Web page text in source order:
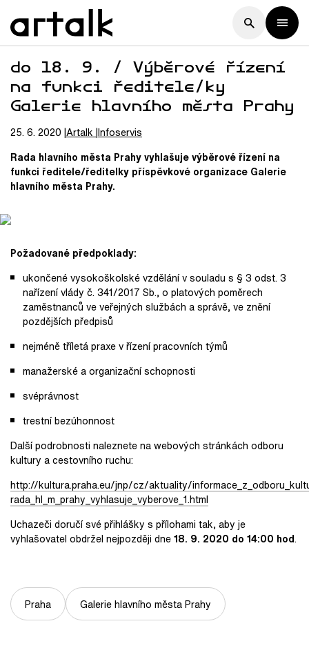
do 18. 9. / Výběrové řízení
na funkci ředitele/ky
Galerie hlavního města Prahy
25. 6. 2020 Artalk Infoservis
Rada hlavního města Prahyvyhlašuje výběrové řízení na
funkci ředitele/ředitelky příspěvkové organizace Galerie
hlavního města Prahy.
Požadované předpoklady:
ukončené vysokoškolské vzdělání v souladu s § 3 odst. 3
nařízení vlády č. 341/2017 Sb., o platových poměrech
zaměstnanců ve veřejných službách a správě, ve znění
pozdějších předpisů
nejméně tříletá praxe v řízení pracovních týmů
manažerské a organizační schopnosti
svéprávnost
trestní bezúhonnost
Další podrobnosti naleznete na webových stránkách odboru
kultury a cestovního ruchu:
http://kultura.praha.eu/jnp/cz/aktuality/
rada_hl_m_prahy_vyhlasuje_vyberove_1.html
Uchazeči doručí své přihlášky s přílohami tak, aby je
vyhlašovatel obdržel nejpozději dne18. 9. 2020 do 14:00 hod.
Praha Galerie hlavního města Prahy